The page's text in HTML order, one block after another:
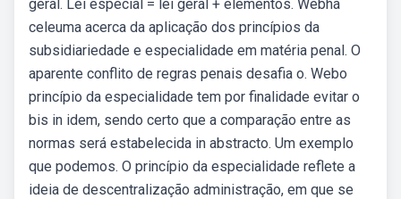
geral. Lei especial = lei geral + elementos. Webhá
celeuma acerca da aplicação dos princípios da
subsidiariedade e especialidade em matéria penal. O
aparente conflito de regras penais desafia o. Webo
princípio da especialidade tem por finalidade evitar o
bis in idem, sendo certo que a comparação entre as
normas será estabelecida in abstracto. Um exemplo
que podemos. O princípio da especialidade reflete a
ideia de descentralização administração, em que se